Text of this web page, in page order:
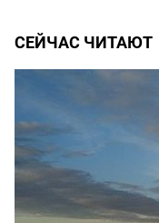
СЕЙЧАС ЧИТАЮТ